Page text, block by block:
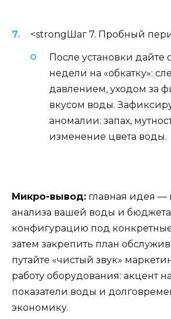
<strongШаг 7. Пробный
После установки дайте
недели на «обкатку»:
давлением, уходом за
вкусом воды.
аномалии: запах,
изменение цвета воды.
Микро-вывод: главная идея —
анализа вашей воды и
конфигурацию под
затем закрепить план
путайте «чистый звук»
работу оборудования: акцент
показатели воды и
экономику.